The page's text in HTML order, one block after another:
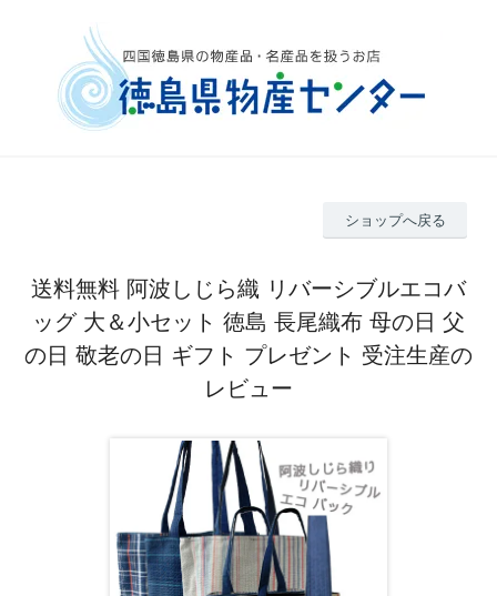
ショップへ戻る
送料無料 阿波しじら織 リバーシブルエコバ
ッグ 大＆小セット 徳島 長尾織布 母の日 父
の日 敬老の日 ギフト プレゼント 受注生産の
レビュー